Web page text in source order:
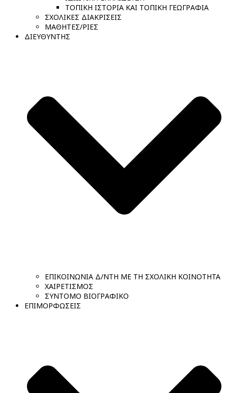
ΤΟΠΙΚΗ ΙΣΤΟΡΙΑ ΚΑΙ ΤΟΠΙΚΗ ΓΕΩΓΡΑΦΙΑ
ΣΧΟΛΙΚΕΣ ΔΙΑΚΡΙΣΕΙΣ
ΜΑΘΗΤΕΣ/ΡΙΕΣ
ΔΙΕΥΘΥΝΤΗΣ
ΕΠΙΚΟΙΝΩΝΙΑ Δ/ΝΤΗ ΜΕ ΤΗ ΣΧΟΛΙΚΗ ΚΟΙΝΟΤΗΤΑ
ΧΑΙΡΕΤΙΣΜΟΣ
ΣΥΝΤΟΜΟ ΒΙΟΓΡΑΦΙΚΟ
ΕΠΙΜΟΡΦΩΣΕΙΣ